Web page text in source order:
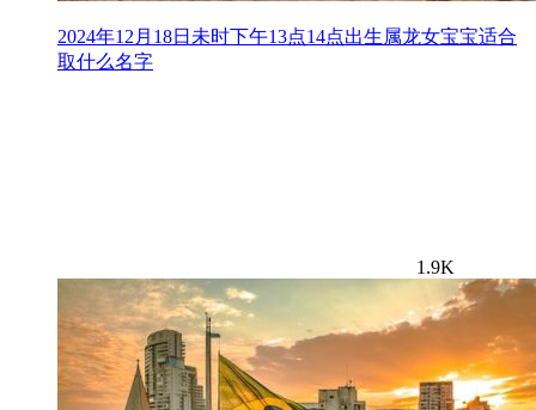
2024年12月18日未时下午13点14点出生属龙女宝宝适合
取什么名字
1.9K